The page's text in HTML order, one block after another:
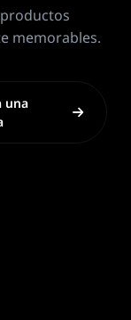
memorables.
una